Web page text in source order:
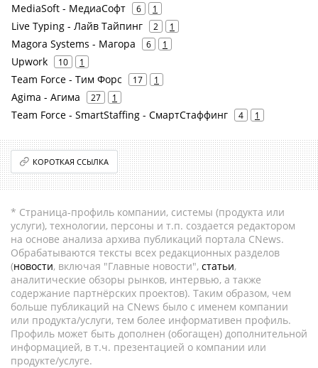
MediaSoft - МедиаСофт 6 1
Live Typing - Лайв Тайпинг 2 1
Magora Systems - Магора 6 1
Upwork 10 1
Team Force - Тим Форс 17 1
Agima - Агима 27 1
Team Force - SmartStaffing - СмартСтаффинг 4 1
КОРОТКАЯ ССЫЛКА
* Страница-профиль компании, системы (продукта или
услуги), технологии, персоны и т.п. создается редактором
на основе анализа архива публикаций портала CNews.
Обрабатываются тексты всех редакционных разделов
(новости, включая "Главные новости", статьи,
аналитические обзоры рынков, интервью, а также
содержание партнёрских проектов). Таким образом, чем
больше публикаций на CNews было с именем компании
или продукта/услуги, тем более информативен профиль.
Профиль может быть дополнен (обогащен) дополнительной
информацией, в т.ч. презентацией о компании или
продукте/услуге.